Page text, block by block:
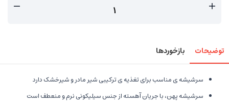
توضیحات بازخوردها
سرشیشه ی مناسب برای تغذیه ی ترکیبی شیر مادر و شیرخشک دارد
سرشیشه پهن، با جریان آهسته از جنس سیلیکونی نرم و منعطف است